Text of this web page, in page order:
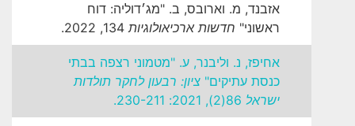
אזבנד, מ. וארובס, ב. "מג׳דוליה: דוח
ראשוני" חדשות ארכיאולוגיות134, 2022.
אחיפז, נ. וליבנר, ע. "מטמוני רצפה בבתי
כנסת עתיקים" ציון: רבעון לחקר תולדות
ישראל